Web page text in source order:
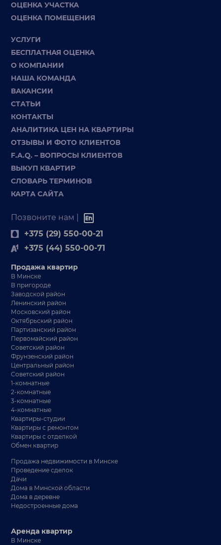
ОЦЕНКА УЧАСТКА
ОЦЕНКА ПОМЕЩЕНИЯ
УСЛУГИ
БЕСПЛАТНАЯ ОЦЕНКА
О КОМПАНИИ
НАША КОМАНДА
ВАКАНСИИ
СТАТЬИ
КОНТАКТЫ
АНАЛИТИКА ЦЕН НА КВАРТИРЫ
ОТЗЫВЫ И ФОТО КЛИЕНТОВ
F.A.Q. – ВОПРОСЫ КЛИЕНТОВ
ВЫКУП КВАРТИР
СЛОВАРЬ ТЕРМИНОВ
КАРТА САЙТА
Позвоните нам |
+375 (29) 550-00-21
+375 (44) 550-00-71
Продажа квартир
В Минске
В пригороде
Заводской район
Ленинский район
Московский район
Октябрьский район
Партизанский район
Первомайский район
Советский район
Фрунзенский район
Центральный район
Советский район
1-комнатные
2-комнатные
3-комнатные
4-комнатные
Квартиры-студии
Квартиры с ремонтом
Квартиры с отделкой
Обмен квартир
Продажа недвижимости в Минске
Проведение сделок
Дачи
Дома в Минской области
Дома в деревне
Недостроенные дома
Аренда квартир
В Минске